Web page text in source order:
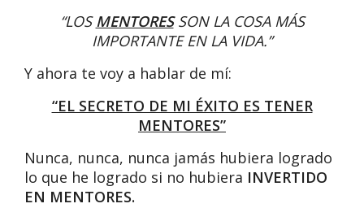
“LOSMENTORESSON LA COSA MÁS
IMPORTANTE EN LA VIDA.”
Y ahora te voy a hablar de mí:
“EL SECRETO DE MI ÉXITO ES TENER
MENTORES”
Nunca, nunca, nunca jamás hubiera logrado
lo que he logrado si no hubiera INVERTIDO
EN MENTORES.